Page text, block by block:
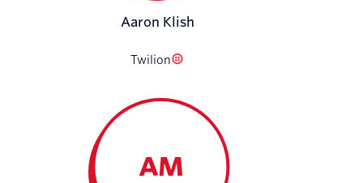
Aaron Klish
Twilion
AM